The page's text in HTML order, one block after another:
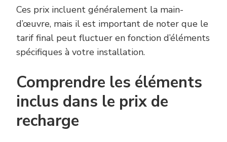
Ces prix incluent généralement la main-
d’œuvre, mais il est important de noter que le
tarif final peut fluctuer en fonction d’éléments
spécifiques à votre installation.
Comprendre les éléments
inclus dans le prix de
recharge